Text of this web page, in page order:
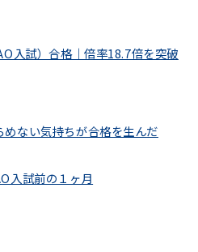
入試）合格｜倍率18.7倍を突破
ない気持ちが合格を生んだ
入試前の１ヶ月